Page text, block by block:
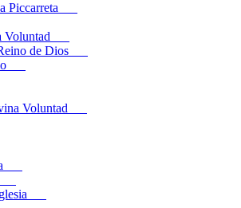
Piccarreta
Voluntad
de Dios
Voluntad
Iglesia